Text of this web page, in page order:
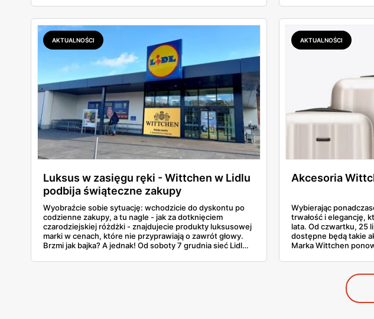
od świtu? Moim zdaniem tak, bo te modele znikają
zazwyczaj szybciej niż świeże bułeczki.
impulsywnym
się niemal całkowicie.
wypracowaniu
znajdziesz kolejnej,
produktów. Zamiast
własną korzyść.
narzędzia takie jak
prawdziwym
konsumenta, a nie
zamienić chaos w
AKTUALNOŚCI
Luksus w zasięgu ręki - Wittchen w Lidlu
podbija świąteczne zakupy
Wyobraźcie sobie sytuację: wchodzicie do dyskontu po
codzienne zakupy, a tu nagle - jak za dotknięciem
czarodziejskiej różdżki - znajdujecie produkty luksusowej
marki w cenach, które nie przyprawiają o zawrót głowy.
Brzmi jak bajka? A jednak! Od soboty 7 grudnia sieć Lidl
marki premium, która od lat kojarzy się z najwyższą
AKTUALNOŚCI
Akcesoria
Wybierając
trwałość i elegancję,
lata. Od czwartku, 25
dostępne będą takie
Marka Wittchen
torby sportowe. Te
na letnie podróże, ale